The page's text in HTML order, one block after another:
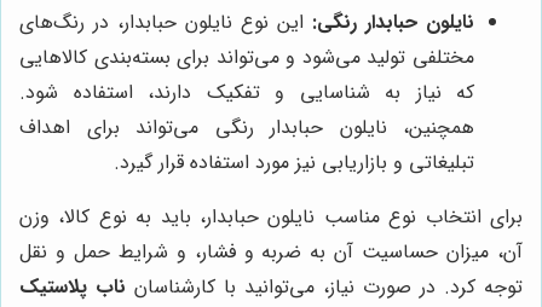
نایلون حبابدار رنگی: این نوع نایلون حبابدار، در رنگ‌های
مختلفی تولید می‌شود و می‌تواند برای بسته‌بندی کالاهایی
که نیاز به شناسایی و تفکیک دارند، استفاده شود.
همچنین، نایلون حبابدار رنگی می‌تواند برای اهداف
تبلیغاتی و بازاریابی نیز مورد استفاده قرار گیرد.
برای انتخاب نوع مناسب نایلون حبابدار، باید به نوع کالا، وزن
آن، میزان حساسیت آن به ضربه و فشار، و شرایط حمل و نقل
توجه کرد. در صورت نیاز، می‌توانید با کارشناسان ناب پلاستیک